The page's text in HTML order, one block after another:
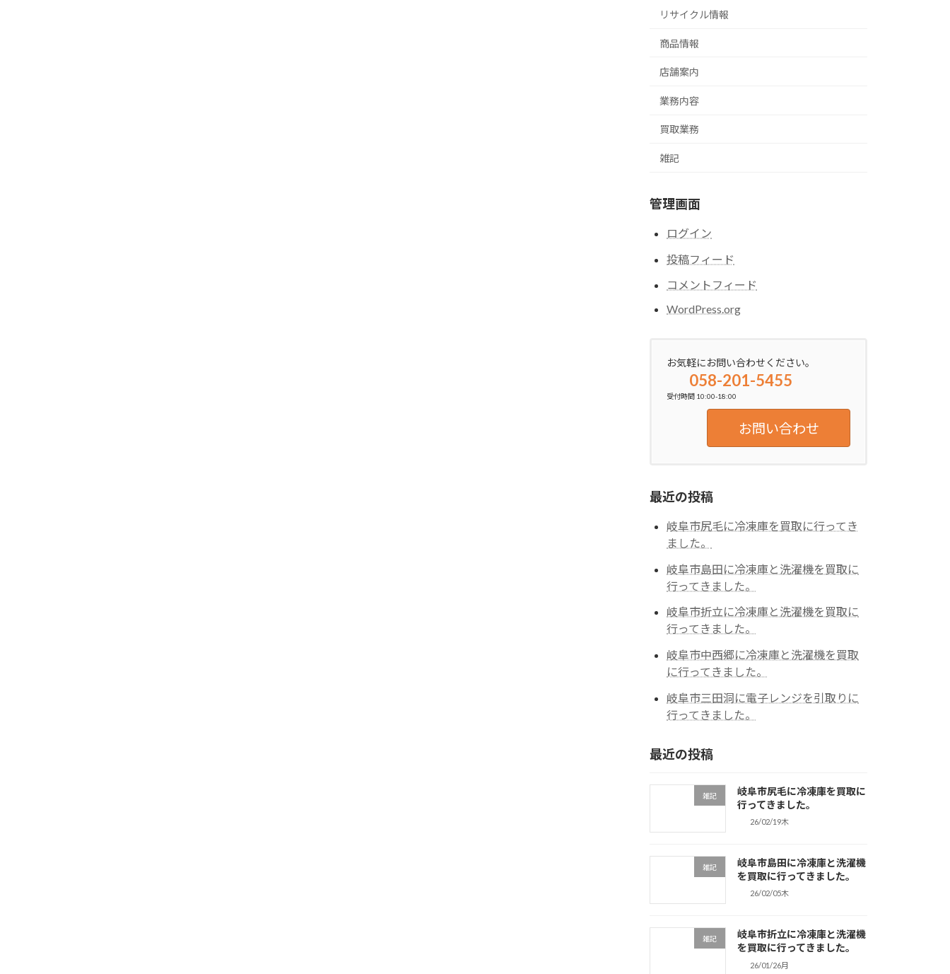
リサイクル情報
商品情報
店舗案内
業務内容
買取業務
雑記
管理画面
ログイン
投稿フィード
コメントフィード
WordPress.org
お気軽にお問い合わせください。
058-201-5455
受付時間 10:00-18:00
お問い合わせ
最近の投稿
岐阜市尻毛に冷凍庫を買取に行ってき
ました。
岐阜市島田に冷凍庫と洗濯機を買取に
行ってきました。
岐阜市折立に冷凍庫と洗濯機を買取に
行ってきました。
岐阜市中西郷に冷凍庫と洗濯機を買取
に行ってきました。
岐阜市三田洞に電子レンジを引取りに
行ってきました。
最近の投稿
雑記
岐阜市尻毛に冷凍庫を買取に
行ってきました。
26/02/19木
雑記
岐阜市島田に冷凍庫と洗濯機
を買取に行ってきました。
26/02/05木
雑記
岐阜市折立に冷凍庫と洗濯機
を買取に行ってきました。
26/01/26月